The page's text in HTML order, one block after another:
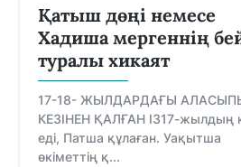
Қатыш дөңі немесе
Хадиша мергеннің
туралы хикаят
17-18- ЖЫЛДАРДАҒЫ
КЕЗІНЕН ҚАЛҒАН ІЗ17-жылдың
еді, Патша құлаған. Уақытша
өкіметтің қ...